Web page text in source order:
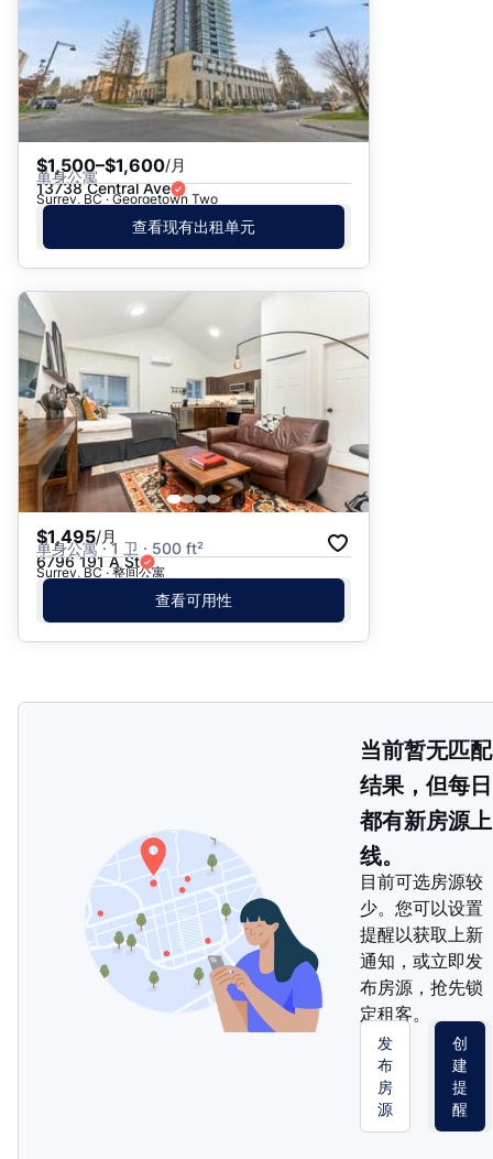
$1,500–$1,600/月
单身公寓
13738 Central Ave
Surrey, BC · Georgetown Two
查看现有出租单元
$1,495/月
单身公寓 · 1 卫 · 500 ft²
6796 191 A St
Surrey, BC · 整间公寓
查看可用性
当前暂无匹配
结果，但每日
都有新房源上
线。
目前可选房源较
少。您可以设置
提醒以获取上新
通知，或立即发
布房源，抢先锁
定租客。
发
布
房
源
创
建
提
醒